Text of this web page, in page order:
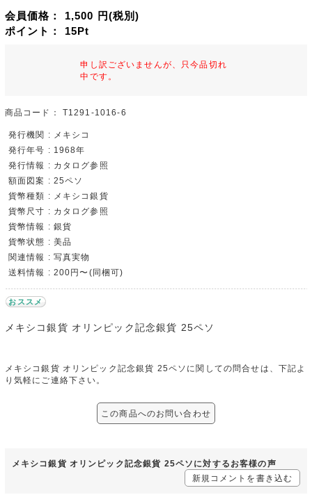
会員価格： 1,500 円(税別)
ポイント： 15Pt
申し訳ございませんが、只今品切れ
中です。
商品コード： T1291-1016-6
発行機関 : メキシコ
発行年号 : 1968年
発行情報 : カタログ参照
額面図案 : 25ペソ
貨幣種類 : メキシコ銀貨
貨幣尺寸 : カタログ参照
貨幣情報 : 銀貨
貨幣状態 : 美品
関連情報 : 写真実物
送料情報 : 200円〜(同梱可)
おススメ
メキシコ銀貨 オリンピック記念銀貨 25ペソ
メキシコ銀貨 オリンピック記念銀貨 25ペソに関しての問合せは、下記よ
り気軽にご連絡下さい。
この商品へのお問い合わせ
メキシコ銀貨 オリンピック記念銀貨 25ペソに対するお客様の声
新規コメントを書き込む